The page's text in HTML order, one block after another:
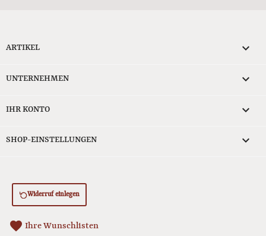
ARTIKEL 
UNTERNEHMEN 
IHR KONTO 
SHOP-EINSTELLUNGEN keyboard_arrow_down
Widerruf einlegen
favorite Ihre Wunschlisten